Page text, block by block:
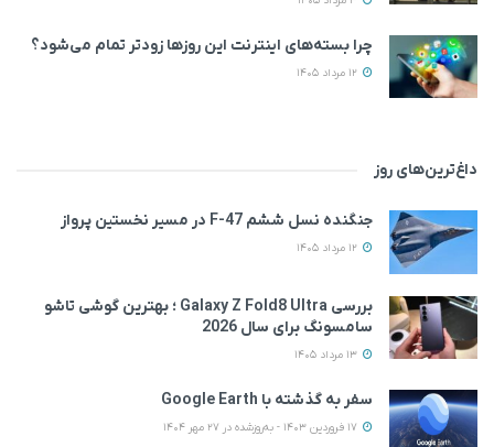
چرا بسته‌های اینترنت این روزها زودتر تمام می‌شود؟
داغ‌ترین‌های روز
جنگنده نسل ششم F-47 در مسیر نخستین پرواز
بررسی Galaxy Z Fold8 Ultra ؛ بهترین گوشی تاشو
سامسونگ برای سال 2026
سفر به گذشته با Google Earth